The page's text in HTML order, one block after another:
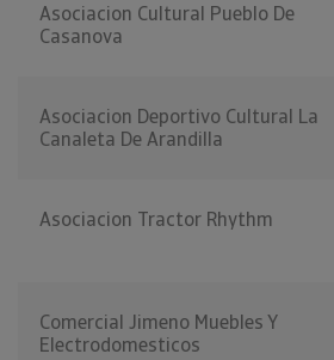
Asociacion Cultural Pueblo De
Casanova
Asociacion Deportivo Cultural La
Canaleta De Arandilla
Asociacion Tractor Rhythm
Comercial Jimeno Muebles Y
Electrodomesticos